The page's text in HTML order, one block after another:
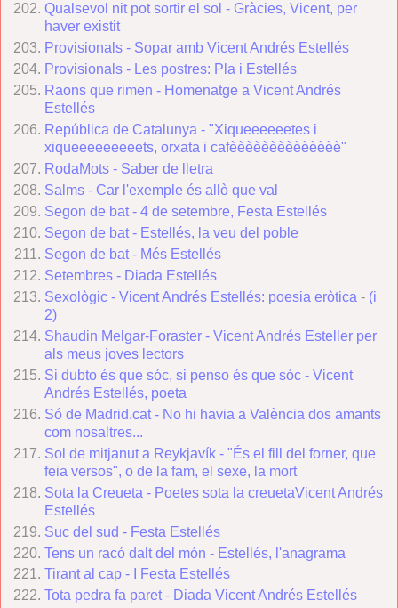
Qualsevol nit pot sortir el sol - Gràcies, Vicent, per
haver existit
Provisionals - Sopar amb Vicent Andrés Estellés
Provisionals - Les postres: Pla i Estellés
Raons que rimen - Homenatge a Vicent Andrés
Estellés
República de Catalunya - "Xiqueeeeeetes i
xiqueeeeeeeeets, orxata i cafèèèèèèèèèèèèèè"
RodaMots - Saber de lletra
Salms - Car l'exemple és allò que val
Segon de bat - 4 de setembre, Festa Estellés
Segon de bat - Estellés, la veu del poble
Segon de bat - Més Estellés
Setembres - Diada Estellés
Sexològic - Vicent Andrés Estellés: poesia eròtica - (i
2)
Shaudin Melgar-Foraster - Vicent Andrés Esteller per
als meus joves lectors
Si dubto és que sóc, si penso és que sóc - Vicent
Andrés Estellés, poeta
Só de Madrid.cat - No hi havia a València dos amants
com nosaltres...
Sol de mitjanut a Reykjavík - "És el fill del forner, que
feia versos", o de la fam, el sexe, la mort
Sota la Creueta - Poetes sota la creuetaVicent Andrés
Estellés
Suc del sud - Festa Estellés
Tens un racó dalt del món - Estellés, l'anagrama
Tirant al cap - I Festa Estellés
Tota pedra fa paret - Diada Vicent Andrés Estellés